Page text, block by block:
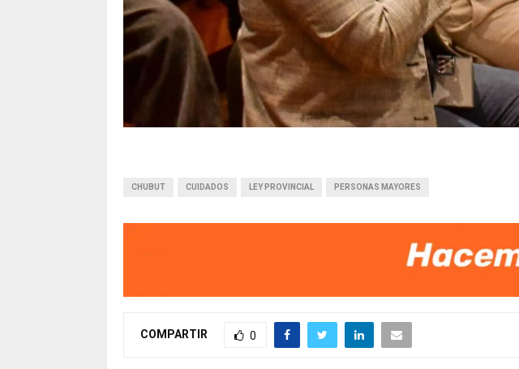
CHUBUT CUIDADOS LEY PROVINCIAL PERSONAS MAYORES
COMPARTIR 0